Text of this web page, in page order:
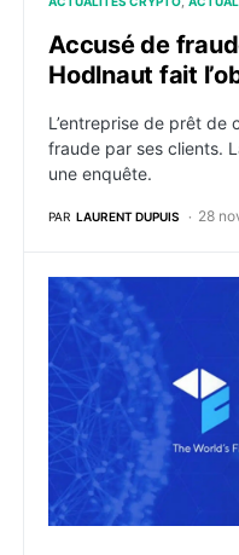
Accusé de
Hodlnaut fait
L’entreprise de prêt
fraude par ses clients.
une enquête.
PAR LAURENT DUPUIS 28
Nexo en procès